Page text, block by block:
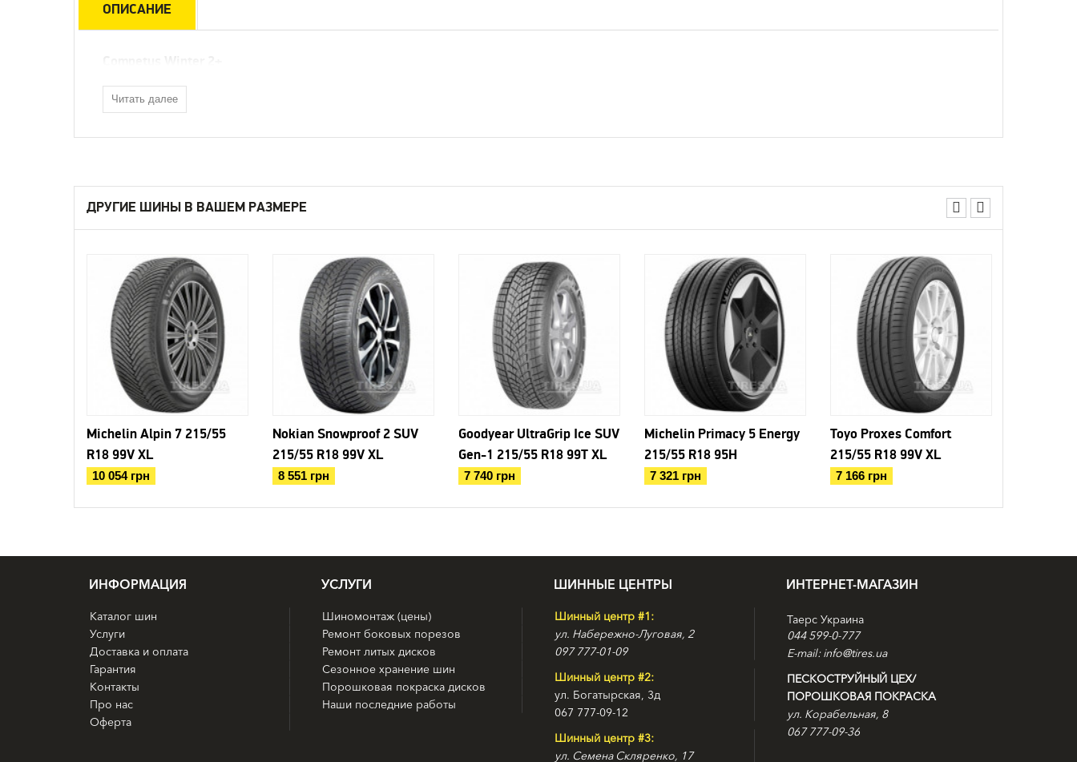
ОПИСАНИЕ
Читать далее
ДРУГИЕ ШИНЫ В ВАШЕМ РАЗМЕРЕ
Michelin Alpin 7 215/55
R18 99V XL
10 054 грн
Nokian Snowproof 2 SUV
215/55 R18 99V XL
8 551 грн
Goodyear UltraGrip Ice SUV
Gen-1 215/55 R18 99T XL
7 740 грн
Michelin Primacy 5 Energy
215/55 R18 95H
7 321 грн
Toyo Proxes Comfort
215/55 R18 99V XL
7 166 грн
ИНФОРМАЦИЯ
Каталог шин
Услуги
Доставка и оплата
Гарантия
Контакты
Про нас
Оферта
УСЛУГИ
Шиномонтаж (цены)
Ремонт боковых порезов
Ремонт литых дисков
Сезонное хранение шин
Порошковая покраска дисков
Наши последние работы
ШИННЫЕ ЦЕНТРЫ
Шинный центр #1:
ул. Набережно-Луговая, 2
097 777-01-09
Шинный центр #2:
ул. Богатырская, 3д
067 777-09-12
Шинный центр #3:
ул. Семена Скляренко, 17
ИНТЕРНЕТ-МАГАЗИН
Таерс Украина
044 599-0-777
E-mail: info@tires.ua
ПЕСКОСТРУЙНЫЙ ЦЕХ/
ПОРОШКОВАЯ ПОКРАСКА
ул. Корабельная, 8
067 777-09-36